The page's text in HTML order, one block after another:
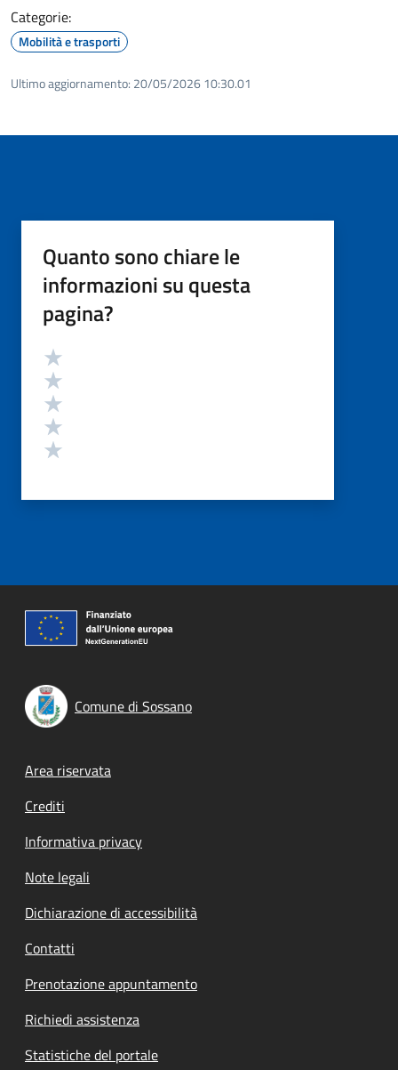
Categorie:
Mobilità e trasporti
Ultimo aggiornamento: 20/05/2026 10:30.01
Quanto sono chiare le
informazioni su questa
pagina?
Valutazione
Comune di Sossano
Footer menu
Area riservata
Crediti
Informativa privacy
Note legali
Dichiarazione di accessibilità
Contatti
Prenotazione appuntamento
Richiedi assistenza
Statistiche del portale